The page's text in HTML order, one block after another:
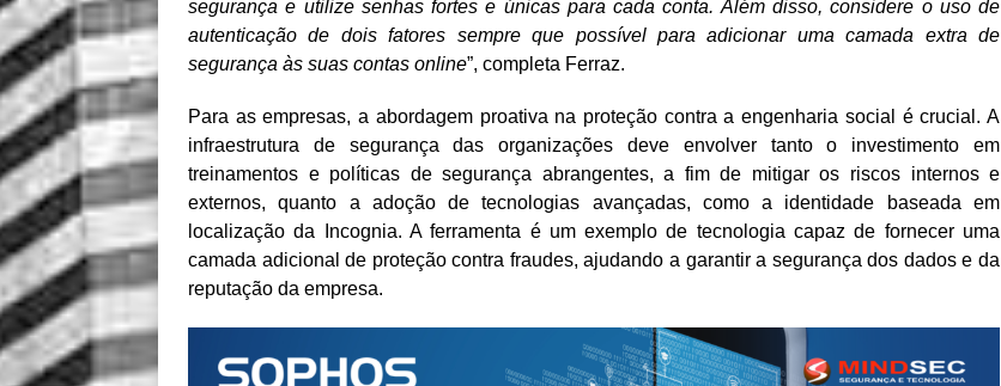
segurança e utilize senhas fortes e únicas para cada conta. Além disso, considere o uso de
autenticação de dois fatores sempre que possível para adicionar uma camada extra de
segurança às suas contas online”, completa Ferraz.
Para as empresas, a abordagem proativa na proteção contra a engenharia social é crucial. A
infraestrutura de segurança das organizações deve envolver tanto o investimento em
treinamentos e políticas de segurança abrangentes, a fim de mitigar os riscos internos e
externos, quanto a adoção de tecnologias avançadas, como a identidade baseada em
localização da Incognia. A ferramenta é um exemplo de tecnologia capaz de fornecer uma
camada adicional de proteção contra fraudes, ajudando a garantir a segurança dos dados e da
reputação da empresa.